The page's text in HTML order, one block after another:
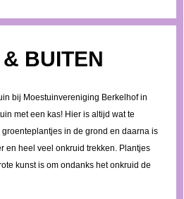
BUITEN
bij Moestuinvereniging Berkelhof in
met een kas! Hier is altijd wat te
in de grond en daarna is
en heel veel onkruid trekken. Plantjes
kunst is om ondanks het onkruid de